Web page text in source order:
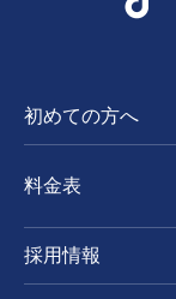
初めての方へ
料金表
採用情報